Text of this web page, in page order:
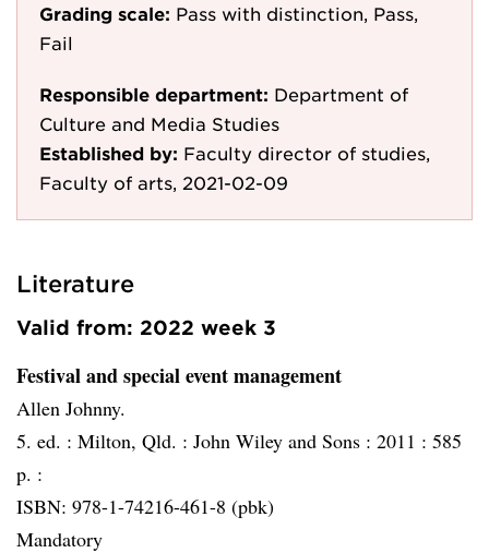
Grading scale: Pass with distinction, Pass,
Fail
Responsible department: Department of
Culture and Media Studies
Established by: Faculty director of studies,
Faculty of arts, 2021-02-09
Literature
Valid from: 2022 week 3
Festival and special event management
Allen Johnny.
5. ed. : Milton, Qld. : John Wiley and Sons : 2011 : 585
p. :
ISBN: 978-1-74216-461-8 (pbk)
Mandatory